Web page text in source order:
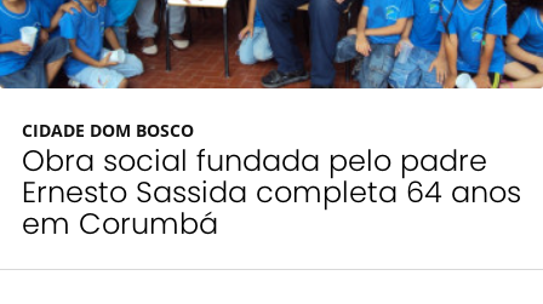
CIDADE DOM BOSCO
Obra social fundada pelo padre
Ernesto Sassida completa 64 anos
em Corumbá